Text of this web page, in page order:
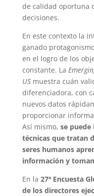
de calidad oportuna
decisiones.
En este contexto la
ganado
en el logro de los
constante. La
USmuestra cuán
diferenciadora, con
nuevos datos
proporcionar
Así mismo, se puede
técnicas que tratan
seres humanos
información y
En la 27ª Encuesta
de los directores